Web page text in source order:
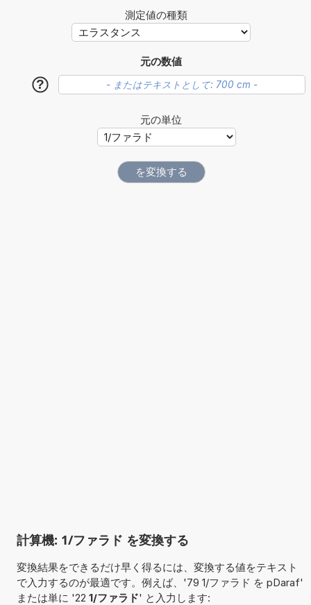
測定値の種類
元の数値
?
元の単位
計算機: 1/ファラド を変換する
変換結果をできるだけ早く得るには、変換する値をテキスト
で入力するのが最適です。例えば、'79 1/ファラド を pDaraf'
または単に '22 1/ファラド' と入力します: